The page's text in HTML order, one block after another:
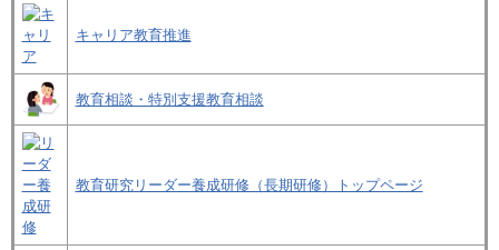
キャリア教育推進
教育相談・特別支援教育相談
教育研究リーダー養成研修（長期研修）トップページ